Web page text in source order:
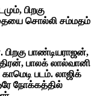
பிறகு
சொல்லி சம்மதம்
பாண்டியராஜன்,
பாலக் லால்வானி
படம். லாஜிக்
நோக்கத்தில்